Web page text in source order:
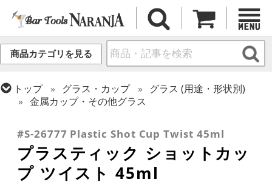
商品カテゴリを見る
トップ グラス・カップ
グラス (用途・形状別)
金属カップ・その他グラス
ショットグラス
#S-26777 Plastic Shot Cup Twist 45ml
プラスティック ショットカッ
プ ツイスト 45ml